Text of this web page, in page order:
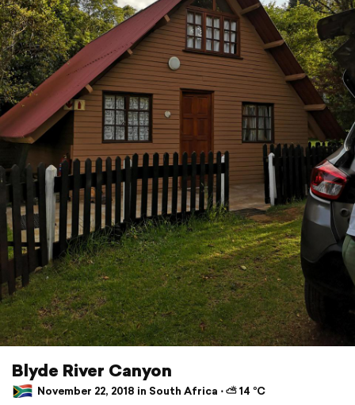
Blyde River Canyon
November 22, 2018 in South Africa ⋅ ⛅ 14 °C